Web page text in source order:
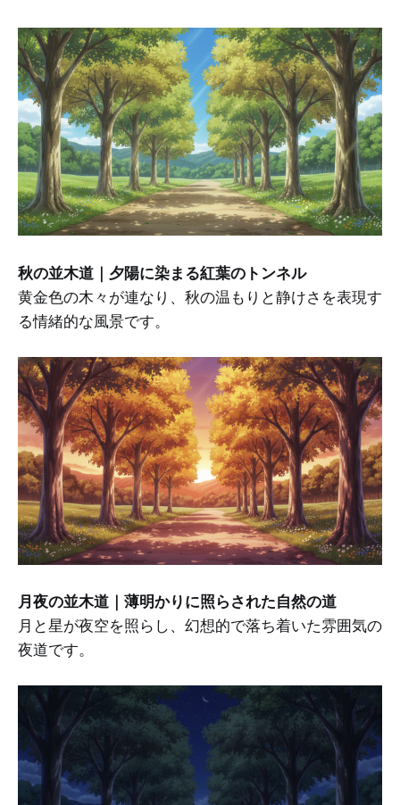
秋の並木道｜夕陽に染まる紅葉のトンネル
黄金色の木々が連なり、秋の温もりと静けさを表現す
る情緒的な風景です。
月夜の並木道｜薄明かりに照らされた自然の道
月と星が夜空を照らし、幻想的で落ち着いた雰囲気の
夜道です。